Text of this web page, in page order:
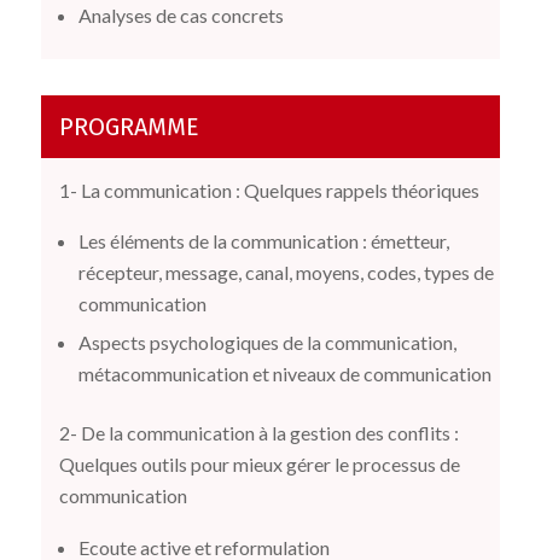
Analyses de cas concrets
PROGRAMME
1- La communication : Quelques rappels théoriques
Les éléments de la communication : émetteur,
récepteur, message, canal, moyens, codes, types de
communication
Aspects psychologiques de la communication,
métacommunication et niveaux de communication
2- De la communication à la gestion des conflits :
Quelques outils pour mieux gérer le processus de
communication
Ecoute active et reformulation